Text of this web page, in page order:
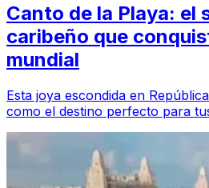
Canto de la Playa: el
caribeño que
mundial
Esta joya escondida en
como el destino perfecto para